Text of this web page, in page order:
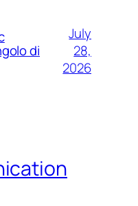
di
July
28,
2026